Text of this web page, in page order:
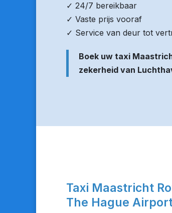
✓ 24/7 bereikbaar
✓ Vaste prijs vooraf
✓ Service van deur tot
Boek uw taxi
zekerheid van
Taxi Maastricht
The Hague